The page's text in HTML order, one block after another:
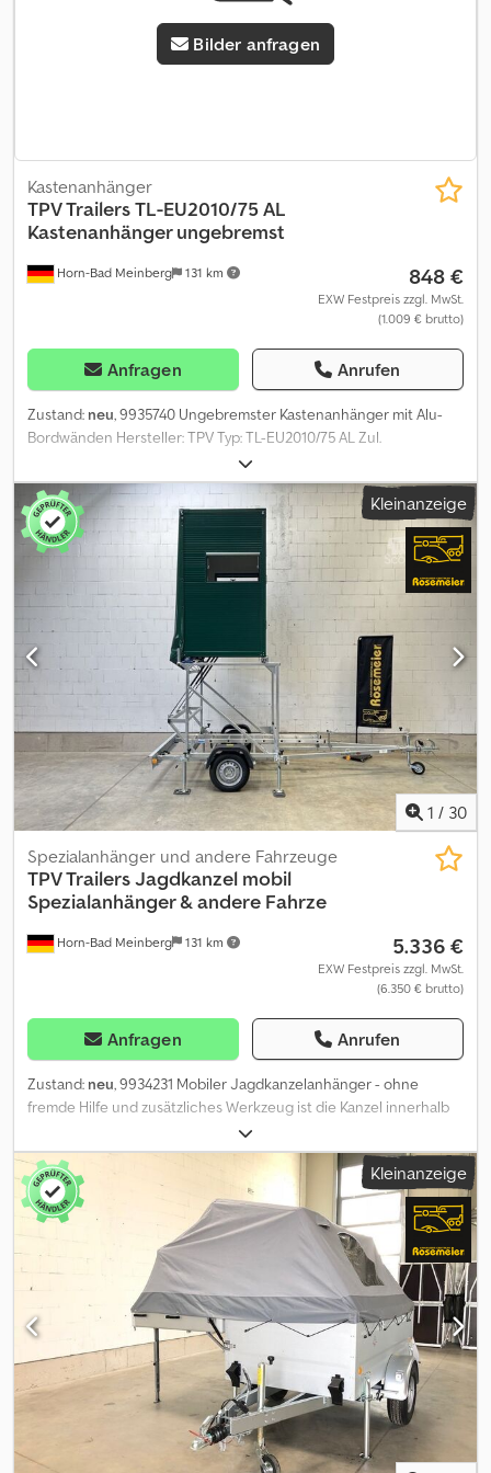
Bilder anfragen
Horn-Bad Meinberg 131 km
Kastenanhänger
TPV TrailersTL-EU2010/75 AL
Kastenanhänger ungebremst
848 €
EXW Festpreis zzgl. MwSt.
(1.009 € brutto)
Anfragen Anrufen
Zustand: neu, 9935740 Ungebremster Kastenanhänger mit Alu-
Bordwänden Hersteller: TPV Typ: TL-EU2010/75 AL Zul.
Gesamtgewicht: 750 kg Dedpfx Acszaxzlsrjwa Innenmaße: 2030 x
1080 x 350 mm L.B.H. Aussenmaße: 2960 x 1520 x 890 mm L.B.H. Zul.
Gesamtgewicht: 750 kg Leergewicht: 121 kg Nutzlast: 629 kg
(Nutzlastangaben können je nach Ausstattung und Konstruktion
abweichen) Feuerverzinkte Zugdeichsel mit
Längsträgerfahrgestell Robuste, doppelwandige und eloxierte
Aluminium-Bordwände 4 stabile Verzurrbügel zur optimalen
Ladungssicherung Befestigungspunkte für
Ladungssicherungsnetz aussen an Bordwand Inkl.
Fahrzeugpapiere Mögliche weitere Optionen und Zubehör für
diesen Anhänger: Flachplane Hochplane 800 oder 1000 mm hoch
Diebstahlsicherung mit Schloß Ladungssicherungsnetz Stützrad
vorne
Kleinanzeige
1 / 30
Horn-Bad Meinberg 131 km
Spezialanhänger und andere Fahrzeuge
TPV TrailersJagdkanzel mobil
Spezialanhänger & andere Fahrze
5.336 €
EXW Festpreis zzgl. MwSt.
(6.350 € brutto)
Anfragen Anrufen
Zustand: neu, 9934231 Mobiler Jagdkanzelanhänger - ohne
fremde Hilfe und zusätzliches Werkzeug ist die Kanzel innerhalb
von 3 - 5 Minuten durch die Unterstützung von 3 Gasdruckfedern
aufgestellt und auch wieder abgebaut. Ideal für die Erkundung
neuer Reviere, Treib- und Drückjagden in Gastrevieren und
Entenjagden. Das geringe Eigengewicht ermöglicht es, die Kanzel
auch vor Ort noch per Hand auszurichten. Mit den 4
Drehkurbelstützen kann der Anhänger auch in Hanglagen gut
ausgerichtet werden. Der Rahmen der Kanzel besteht aus
feuerverzinktem Stahl, die Wände aus 30 mm starken
wärmegedämmten Wandpaneelen (außen grün und innen weiß).
Die Kanzel ereichen Sie durch eine Leiter, die an der Kanzel
gesichert wird. Die Tür hat feste Haltegriffe und ist nach innen zu
öffnen. Es befindet sich in der Kanzel eine große Fensteröffnung
vorne sowie 2 weitere Fensteröffnungen links und rechts. Die
Schusshöhe beträgt 3,10 m. Anhänger: Hersteller: TPV Typ:
Jagdkanzel Ausführung: ungebremst Gesamtgewicht: 750 kg
Kleinanzeige